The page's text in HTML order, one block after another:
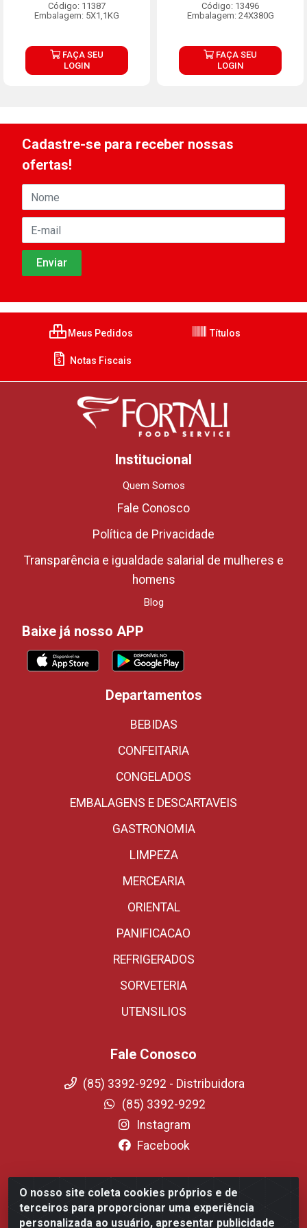
Código: 11387
Embalagem: 5X1,1KG
FAÇA SEU
LOGIN
Código: 13496
Embalagem: 24X380G
FAÇA SEU
LOGIN
O nosso site coleta cookies próprios e de
terceiros para proporcionar uma experiência
personalizada ao usuário, apresentar publicidade
Cadastre-se para receber nossas
ofertas!
Meus Pedidos Títulos
Notas Fiscais
Institucional
Quem Somos
Fale Conosco
Política de Privacidade
Transparência e igualdade salarial de mulheres e
homens
Blog
Baixe já nosso APP
Departamentos
BEBIDAS
CONFEITARIA
CONGELADOS
EMBALAGENS E DESCARTAVEIS
GASTRONOMIA
LIMPEZA
MERCEARIA
ORIENTAL
PANIFICACAO
REFRIGERADOS
SORVETERIA
UTENSILIOS
Fale Conosco
(85) 3392-9292 - Distribuidora
(85) 3392-9292
Instagram
Facebook
Fortali Distribuidora de Alimentos LTDA - Avenida
Tomaz Coelho, 1268 - Messejana, Fortaleza/CE - CEP